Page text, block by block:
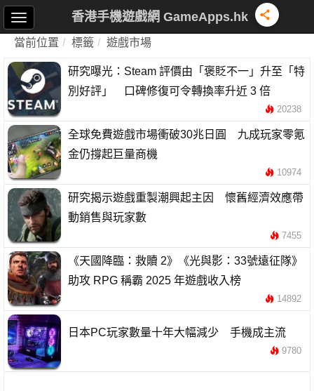
香港手機遊戲網 GameApps.hk
當前位置 標籤 遊戲市場
研究曝光：Steam 評價由「褒貶不一」升至「特
別好評」 口碑修復可令轉換率升近 3 倍
20238
全球免費遊戲市場衝破30兆日圓 九成玩家零氪
金仍撐起巨量商機
10974
研究揭示遊戲重製潮興起主因 懷舊經濟效應帶
動銷售與玩家數
7455
《天國降臨：救贖 2》《光與影：33號遠征隊》
助攻 RPG 稱霸 2025 年遊戲收入榜
14892
日本PC玩家數量十年大幅減少 手機成主流
9780